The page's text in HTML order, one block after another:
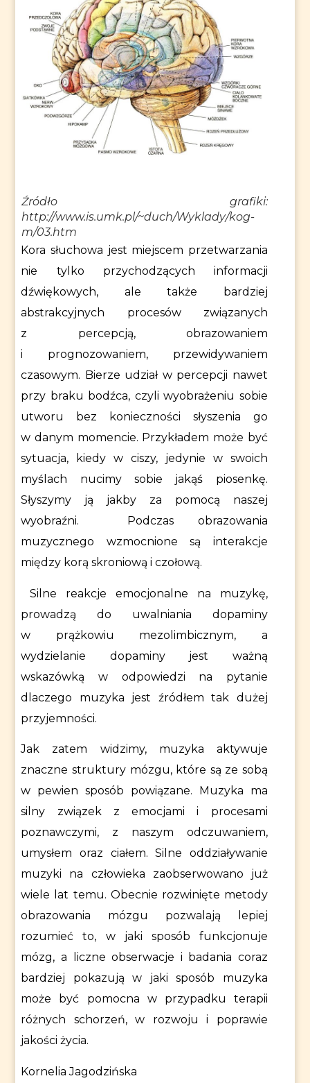
Źródło grafiki:
http://www.is.umk.pl/~duch/Wyklady/kog-
m/03.htm
Kora słuchowa jest miejscem przetwarzania
nie tylko przychodzących informacji
dźwiękowych, ale także bardziej
abstrakcyjnych procesów związanych
z percepcją, obrazowaniem
i prognozowaniem, przewidywaniem
czasowym. Bierze udział w percepcji nawet
przy braku bodźca, czyli wyobrażeniu sobie
utworu bez konieczności słyszenia go
w danym momencie. Przykładem może być
sytuacja, kiedy w ciszy, jedynie w swoich
myślach nucimy sobie jakąś piosenkę.
Słyszymy ją jakby za pomocą naszej
wyobraźni. Podczas obrazowania
muzycznego wzmocnione są interakcje
między korą skroniową i czołową.
Silne reakcje emocjonalne na muzykę,
prowadzą do uwalniania dopaminy
w prążkowiu mezolimbicznym, a
wydzielanie dopaminy jest ważną
wskazówką w odpowiedzi na pytanie
dlaczego muzyka jest źródłem tak dużej
przyjemności.
Jak zatem widzimy, muzyka aktywuje
znaczne struktury mózgu, które są ze sobą
w pewien sposób powiązane. Muzyka ma
silny związek z emocjami i procesami
poznawczymi, z naszym odczuwaniem,
umysłem oraz ciałem. Silne oddziaływanie
muzyki na człowieka zaobserwowano już
wiele lat temu. Obecnie rozwinięte metody
obrazowania mózgu pozwalają lepiej
rozumieć to, w jaki sposób funkcjonuje
mózg, a liczne obserwacje i badania coraz
bardziej pokazują w jaki sposób muzyka
może być pomocna w przypadku terapii
różnych schorzeń, w rozwoju i poprawie
jakości życia.
Kornelia Jagodzińska